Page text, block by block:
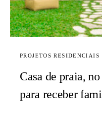
PROJETOS RESIDENCIAIS
Casa de praia,
para receber